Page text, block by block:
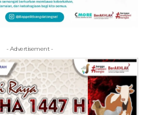
- Advertisement -